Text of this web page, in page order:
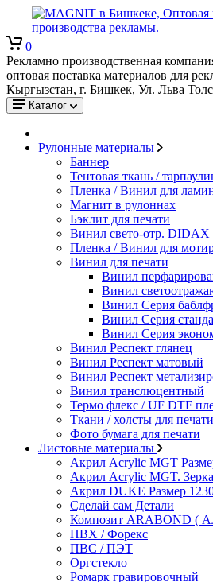
0
Рекламно производственная
оптовая поставка материалов для
Кыргызстан, г. Бишкек, Ул. Льва
Каталог
Рулонные материалы
Баннер
Тентовая ткань /
Пленка / Винил для
Магнит в рулоннах
Бэклит для печати
Винил свето-отр. DIDAX
Пленка / Винил для
Винил для печати
Винил
Винил
Винил Серия
Винил Серия
Винил Серия
Винил Респект глянец
Винил Респект матовый
Винил Респект
Винил транслюцентный
Термо флекс / UF DTF
Ткани / холсты для печати
Фото бумага для печати
Листовые материалы
Акрил Acrylic MGT
Акрил Acrylic MGT.
Акрил DUKE Размер
Сделай сам Детали
Композит ARABOND (
ПВХ / Форекс
ПВС / ПЭТ
Оргстекло
Ромарк гравировочный